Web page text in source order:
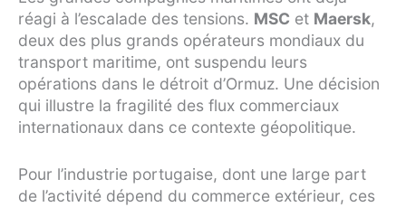
réagi à l’escalade des tensions. MSC et Maersk,
deux des plus grands opérateurs mondiaux du
transport maritime, ont suspendu leurs
opérations dans le détroit d’Ormuz. Une décision
qui illustre la fragilité des flux commerciaux
internationaux dans ce contexte géopolitique.
Pour l’industrie portugaise, dont une large part
de l’activité dépend du commerce extérieur, ces